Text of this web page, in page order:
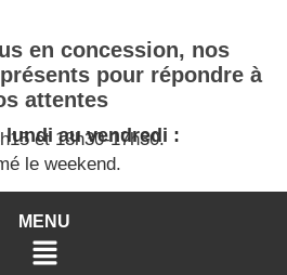
en concession, nos
pour répondre à
attentes
lundi au vendredi :
et 13h30-17h30.
le weekend.
MENU